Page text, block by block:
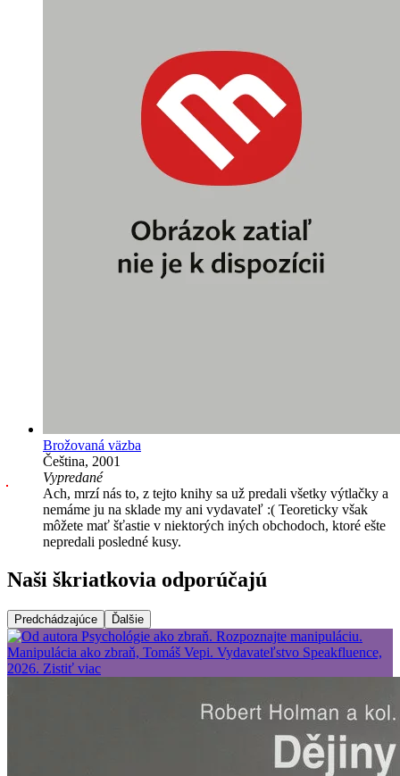
Brožovaná väzba
Čeština, 2001
Vypredané
Ach, mrzí nás to, z tejto knihy sa už predali všetky výtlačky a
nemáme ju na sklade my ani vydavateľ :( Teoreticky však
môžete mať šťastie v niektorých iných obchodoch, ktoré ešte
nepredali posledné kusy.
Naši škriatkovia odporúčajú
Predchádzajúce Ďalšie